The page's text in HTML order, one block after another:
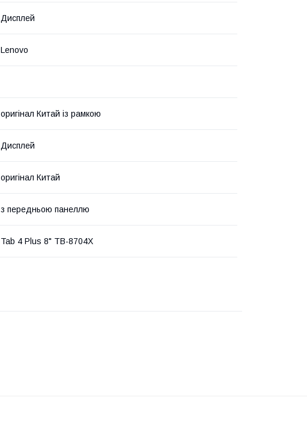
Дисплей
Lenovo
оригінал Китай із рамкою
Дисплей
оригінал Китай
з передньою панеллю
Tab 4 Plus 8" TB-8704X